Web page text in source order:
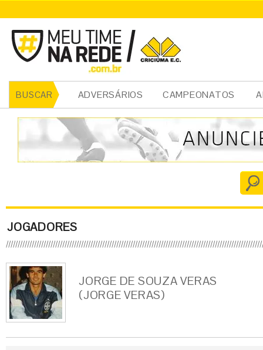
BUSCAR ADVERSÁRIOS CAMPEONATOS
JOGADORES
JORGE DE SOUZA VERAS
(JORGE VERAS)